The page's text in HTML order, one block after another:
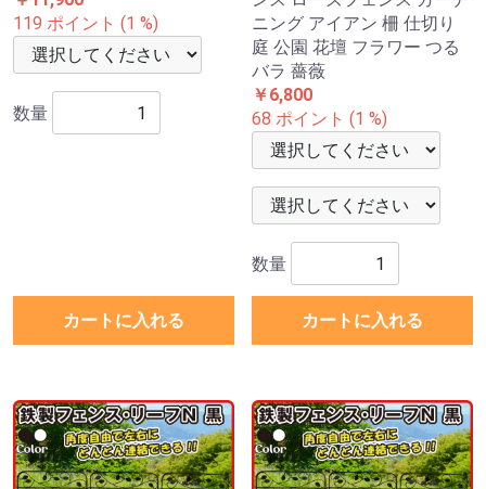
119 ポイント (1 %)
数量
カートに入れる
ニング アイアン 柵 仕切り
庭 公園 花壇 フラワー つる
バラ 薔薇
￥6,800
68 ポイント (1 %)
数量
カートに入れる